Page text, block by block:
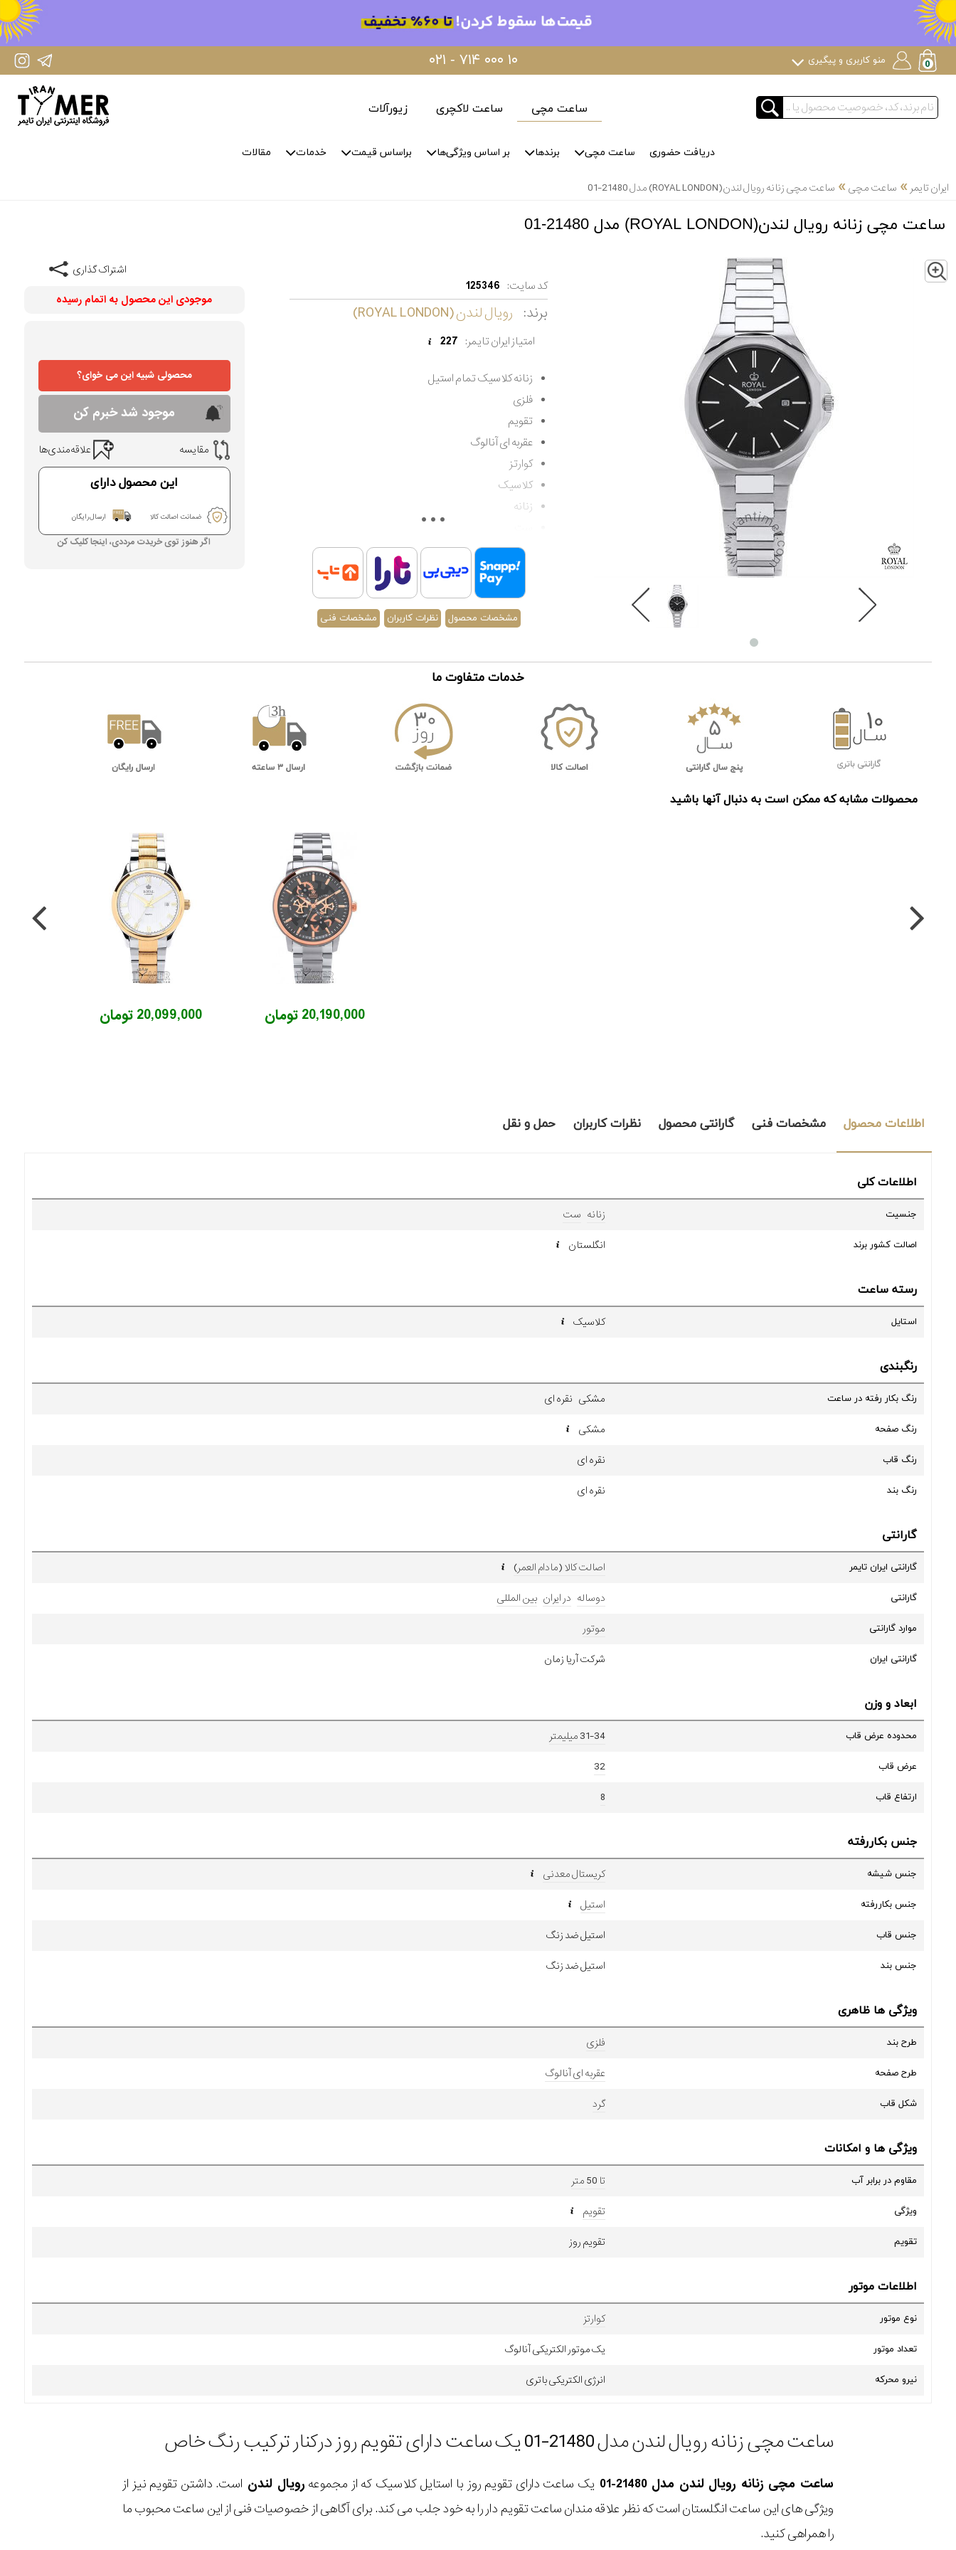
IranTimer Instagram Page ۰۲۱ - ۷۱۴ ۰۰۰ ۱۰ منو کاربری و پیگیری
ساعت مچی ساعت لاکچری زیورآلات
دریافت حضوری ساعت مچی برندها بر اساس ویژگی‌ها براساس قیمت خدمات مقالات
ایران تایمر » ساعت مچی» ساعت مچی زنانه رویال لندن(ROYAL LONDON) مدل 21480-01
ساعت مچی زنانه رویال لندن(ROYAL LONDON) مدل 21480-01
کد سایت: 125346
برند: رویال لندن (ROYAL LONDON)
امتیاز ایران تایمر: 227
زنانه کلاسیک تمام استیل
فلزی
تقویم
عقربه ای آنالوگ
کوارتز
کلاسیک
زنانه
مقاوم در برابر آب تا 50 متر
اصالت کشور انگلستان
گارانتی مادام العمر اصالت کالا
مشخصات محصول نظرات کاربران مشخصات فنی
اشتراک گذاری
موجودی این محصول به اتمام رسیده
محصولی شبیه این می خوای؟
موجود شد خبرم کن
مقایسه علاقه‌مندی‌ها
این محصول دارای
ضمانت اصالت کالا ارسال رایگان
اگر هنوز توی خریدت مرددی، اینجا کلیک کن
خدمات متفاوت ما
محصولات مشابه که ممکن است به دنبال آنها باشید
20,099,000 تومان 20,190,000 تومان
اطلاعات محصول مشخصات فنی گارانتی محصول نظرات کاربران حمل و نقل
اطلاعات کلی
جنسیت زنانه ست
اصالت کشور برند انگلستان
رسته ساعت
استایل کلاسیک
رنگبندی
رنگ بکار رفته در ساعت مشکی نقره ای
رنگ صفحه مشکی
رنگ قاب نقره ای
رنگ بند نقره ای
گارانتی
گارانتی ایران تایمر اصالت کالا (مادام العمر)
گارانتی دوساله در ایران بین المللی
موارد گارانتی موتور
گارانتی ایران شرکت آریا زمان
ابعاد و وزن
محدوده عرض قاب 31-34 میلیمتر
عرض قاب 32
ارتفاع قاب 8
جنس بکاررفته
جنس شیشه کریستال معدنی
جنس بکاررفته استیل
جنس قاب استیل ضد زنگ
جنس بند استیل ضد زنگ
ویژگی ها ظاهری
طرح بند فلزی
طرح صفحه عقربه ای آنالوگ
شکل قاب گرد
ویژگی ها و امکانات
مقاوم در برابر آب تا 50 متر
ویژگی تقویم
تقویم تقویم روز
اطلاعات موتور
نوع موتور کوارتز
تعداد موتور یک موتور الکتریکی آنالوگ
نیرو محرکه انرژی الکتریکی باتری
ساعت مچی زنانه رویال لندن مدل 21480-01 یک ساعت دارای تقویم روز درکنار ترکیب رنگ خاص
ساعت مچی زنانه رویال لندن مدل 21480-01 یک ساعت دارای تقویم روز با استایل کلاسیک که از مجموعه رویال لندن است. داشتن تقویم نیز از
ویژگی های این ساعت انگلستان است که نظر علاقه مندان ساعت تقویم دار را به خود جلب می کند. برای آگاهی از خصوصیات فنی از این ساعت محبوب ما
را همراهی کنید.